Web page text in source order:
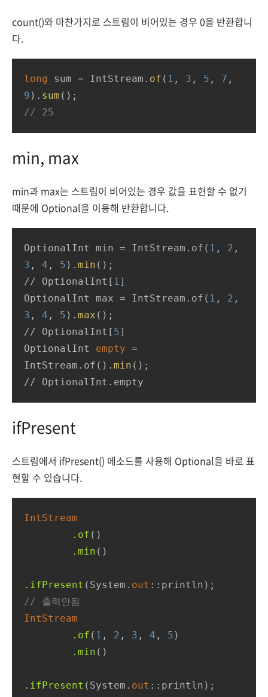
count()와 마찬가지로 스트림이 비어있는 경우 0을 반환합니
다.
long sum = IntStream. of ( 1 , 3 , 5 , 7
9 ). sum
// 25
min, max
min과 max는 스트림이 비어있는 경우 값을 표현할 수 없기
때문에 Optional을 이용해 반환합니다.
OptionalInt min = IntStream.of( 1 , 2
3 , 4 , 5 ). min
// OptionalInt[ 1]
OptionalInt max = IntStream.of( 1 , 2
3 , 4 , 5 ). max
// OptionalInt[ 5]
OptionalInt empty =
IntStream.of(). min
// OptionalInt.empty
ifPresent
스트림에서 ifPresent() 메소드를 사용해 Optional을 바로 표
현할 수 있습니다.
IntStream
.of ()
.min ()
.ifPresent (System. out
// 출력안됨
IntStream
.of ( 1 , 2 , 3 , 4 , 5 )
.min ()
.ifPresent (System. out